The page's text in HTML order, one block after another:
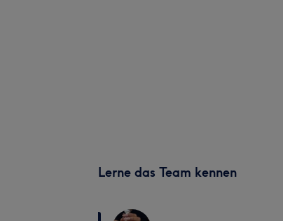
Lerne das Team kennen